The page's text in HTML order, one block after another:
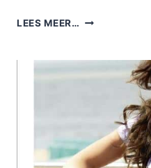
LEES MEER… VROUW
HANDBOEK
VOOR
FIETSENDE
VROUW